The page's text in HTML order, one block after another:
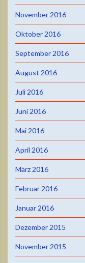
November 2016
Oktober 2016
September 2016
August 2016
Juli 2016
Juni 2016
Mai 2016
April 2016
März 2016
Februar 2016
Januar 2016
Dezember 2015
November 2015